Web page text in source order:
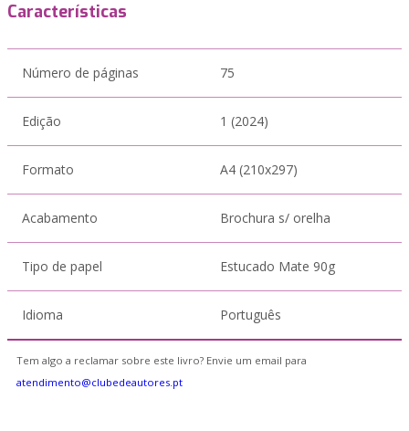
Características
Número de páginas 75
Edição 1 (2024)
Formato A4 (210x297)
Acabamento Brochura s/ orelha
Tipo de papel Estucado Mate 90g
Idioma Português
Tem algo a reclamar sobre este livro? Envie um email para
atendimento@clubedeautores.pt